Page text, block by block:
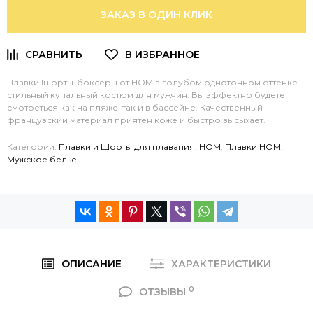
ЗАКАЗ В ОДИН КЛИК
Плавки Iшорты-боксеры от HOM в голубом однотонном оттенке -
стильный купальный костюм для мужчин. Вы эффектно будете
смотреться как на пляже, так и в бассейне. Качественный
французский материал приятен коже и быстро высыхает.
Категории: Плавки и Шорты для плавания, HOM, Плавки HOM,
Мужское белье,
ОПИСАНИЕ ХАРАКТЕРИСТИКИ
ОТЗЫВЫ 0